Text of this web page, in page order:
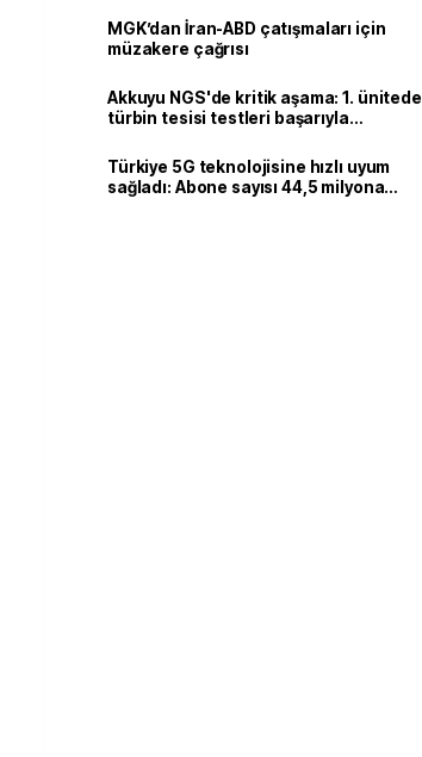
MGK’dan İran-ABD çatışmaları için
müzakere çağrısı
Akkuyu NGS'de kritik aşama: 1. ünitede
türbin tesisi testleri başarıyla
Türkiye 5G teknolojisine hızlı uyum
sağladı: Abone sayısı 44,5 milyona